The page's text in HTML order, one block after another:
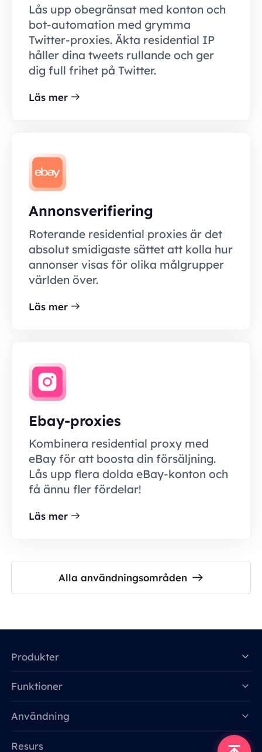
Lås upp obegränsat med konton och
bot-automation med grymma
Twitter-proxies. Äkta residential IP
håller dina tweets rullande och ger
dig full frihet på Twitter.
Läs mer
Annonsverifiering
Roterande residential proxies är det
absolut smidigaste sättet att kolla hur
annonser visas för olika målgrupper
världen över.
Läs mer
Ebay-proxies
Kombinera residential proxy med
eBay för att boosta din försäljning.
Lås upp flera dolda eBay-konton och
få ännu fler fördelar!
Läs mer
Alla användningsområden
Produkter
Funktioner
Användning
Resurs